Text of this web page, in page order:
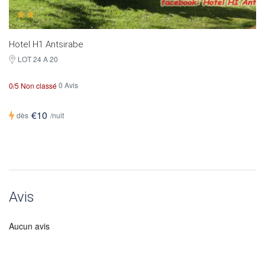
Hotel H1 Antsirabe
LOT 24 A 20
0/5 Non classé0 Avis
dès €10 /nuit
Avis
Aucun avis